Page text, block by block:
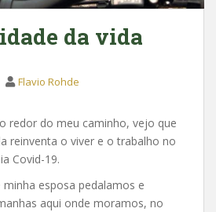
da vida
Flavio Rohde
redor do meu caminho, vejo que
reinventa o viver e o trabalho no
Covid-19.
minha esposa pedalamos e
aqui onde moramos, no